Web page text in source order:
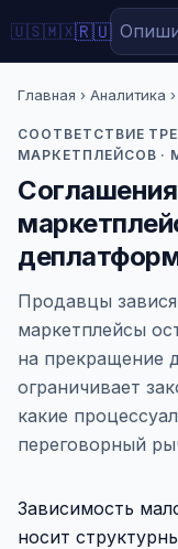
🇺🇸🇲🇽🇷🇺
Главная › Аналитика
СООТВЕТСТВИЕ
МАРКЕТПЛЕЙСОВ ·
Продавцы
маркетплейсы
на прекращение
ограничивает
какие
переговорный
Зависимость
носит